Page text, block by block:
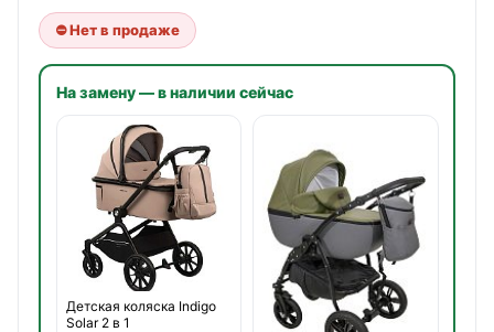
⛔ Нет в продаже
На замену — в наличии сейчас
Детская коляска Indigo
Solar 2 в 1